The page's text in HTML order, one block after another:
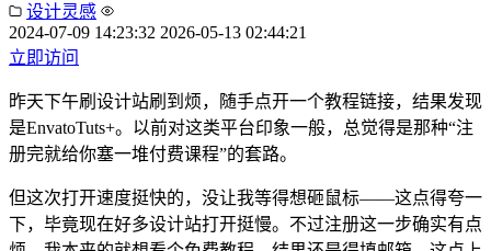
设计灵感
2024-07-09 14:23:32 2026-05-13 02:44:21
立即访问
昨天下午刷设计站刷到烦，随手点开一个教程链接，结果发现
是EnvatoTuts+。以前对这类平台印象一般，总觉得是那种“注
册完就给你塞一堆付费课程”的套路。
但这次打开速度挺快的，没让我等得想砸鼠标——这点得夸一
下，毕竟现在好多设计站打开挺慢。不过注册这一步确实有点